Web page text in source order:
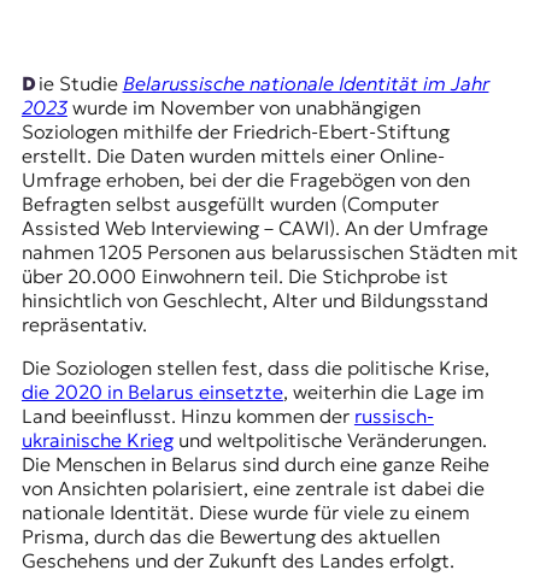
R
W
i
s
s
e
n
J
o
r
n
a
l
s
m
u
s
Die Studie Belarussische nationale Identität im Jahr
2023wurde im November von unabhängigen
Soziologen mithilfe der Friedrich-Ebert-Stiftung
erstellt. Die Daten wurden mittels einer Online-
Umfrage erhoben, bei der die Fragebögen von den
Befragten selbst ausgefüllt wurden (Computer
Assisted Web Interviewing – CAWI). An der Umfrage
nahmen 1205 Personen aus belarussischen Städten mit
über 20.000 Einwohnern teil. Die Stichprobe ist
hinsichtlich von Geschlecht, Alter und Bildungsstand
repräsentativ.
Die Soziologen stellen fest, dass die politische Krise,
die 2020 in Belarus einsetzte, weiterhin die Lage im
Land beeinflusst. Hinzu kommen der russisch-
ukrainische Kriegund weltpolitische Veränderungen.
Die Menschen in Belarus sind durch eine ganze Reihe
von Ansichten polarisiert, eine zentrale ist dabei die
nationale Identität. Diese wurde für viele zu einem
Prisma, durch das die Bewertung des aktuellen
Geschehens und der Zukunft des Landes erfolgt.